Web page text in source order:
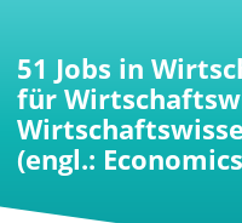
51 Jobs in
für
(engl.: